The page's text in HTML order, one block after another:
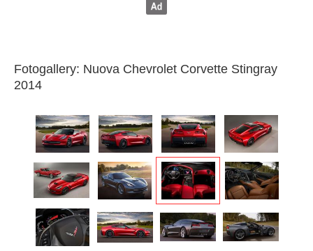
Fotogallery: Nuova Chevrolet Corvette Stingray
2014